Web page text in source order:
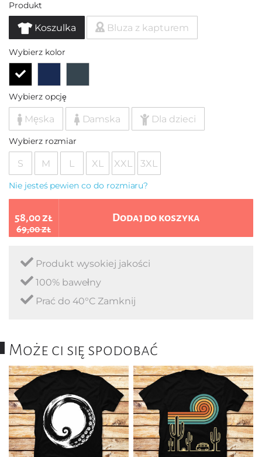
Produkt
Koszulka Bluza z kapturem
Wybierz kolor
Wybierz opcję
Męska Damska Dla dzieci
Wybierz rozmiar
S M L XL XXL 3XL
Nie jesteś pewien co do rozmiaru?
58,00 zł
69,00 zł
Dodaj do koszyka
Produkt wysokiej jakości
100% bawełny
Prać do 40°C Zamknij
Może ci się spodobać